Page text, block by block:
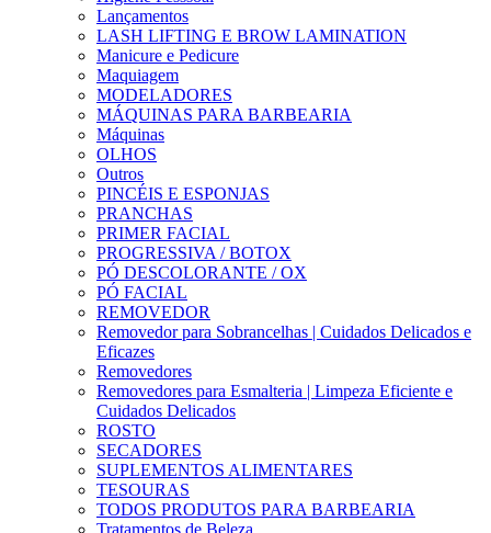
Lançamentos
LASH LIFTING E BROW LAMINATION
Manicure e Pedicure
Maquiagem
MODELADORES
MÁQUINAS PARA BARBEARIA
Máquinas
OLHOS
Outros
PINCÉIS E ESPONJAS
PRANCHAS
PRIMER FACIAL
PROGRESSIVA / BOTOX
PÓ DESCOLORANTE / OX
PÓ FACIAL
REMOVEDOR
Removedor para Sobrancelhas | Cuidados Delicados e
Eficazes
Removedores
Removedores para Esmalteria | Limpeza Eficiente e
Cuidados Delicados
ROSTO
SECADORES
SUPLEMENTOS ALIMENTARES
TESOURAS
TODOS PRODUTOS PARA BARBEARIA
Tratamentos de Beleza